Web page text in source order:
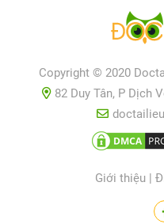
Copyright © 2020
82 Duy Tân, P Dịch
Giới thiệu |